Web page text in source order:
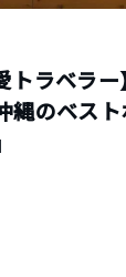
トラベラー
縄のベスト